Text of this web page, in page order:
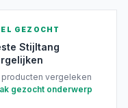
bij
GEZOCHT
Stijltang
producten vergeleken
gezocht onderwerp